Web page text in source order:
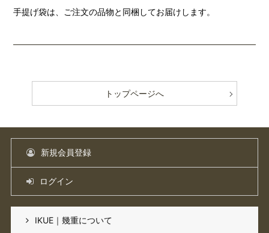
手提げ袋は、ご注文の品物と同梱してお届けします。
トップページへ
新規会員登録
ログイン
IKUE｜幾重について